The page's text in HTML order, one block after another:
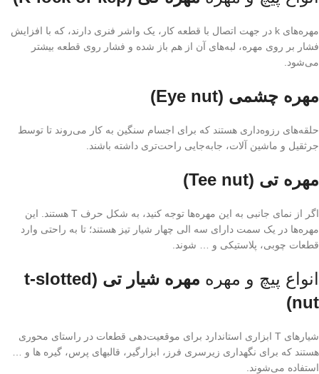
مهره‌های k در جهت اتصال با قطعه کار، یک واشر فنری دارند، که با افزایش
فشار بر روی مهره، لبه‌های آن از هم باز شده و فشار روی قطعه بیشتر
می‌شود.
مهره چشمی (Eye nut)
حلقه‌های رزوه‌داری هستند که برای اجسام سنگین به کار می‌روند تا توسط
جرثقیل و ماشین آلات، جابه‌جایی راحت‌تری داشته باشند.
مهره تی (Tee nut)
اگر از نمای جانبی به این مهره‌ها توجه کنید، به شکل حرف T هستند. این
مهره‌ها در یک سمت دارای سه الی چهار شیار تیز هستند؛ تا به راحتی وارد
قطعات چوبی، پلاستیکی و … شوند.
انواع پیچ و مهره
مهره شیار تی (t-slotted
nut)
شیارهای T ابزاری استاندارد برای موقعیت‌دهی قطعات در راستای محوری
هستند که برای نگهداری زیرسری فرز، ابزارگیر، قالبهای پرس، گیره ها و …
استفاده می‌شوند.